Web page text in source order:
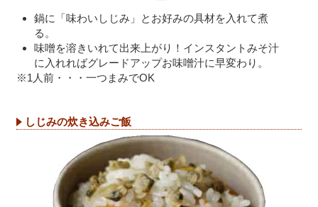
鍋に「味わいしじみ」とお好みの具材を入れて煮
る。
味噌を溶きいれて出来上がり！インスタントみそ汁
に入れればグレードアップお味噌汁に早変わり。
※1人前・・・一つまみでOK
しじみの炊き込みご飯